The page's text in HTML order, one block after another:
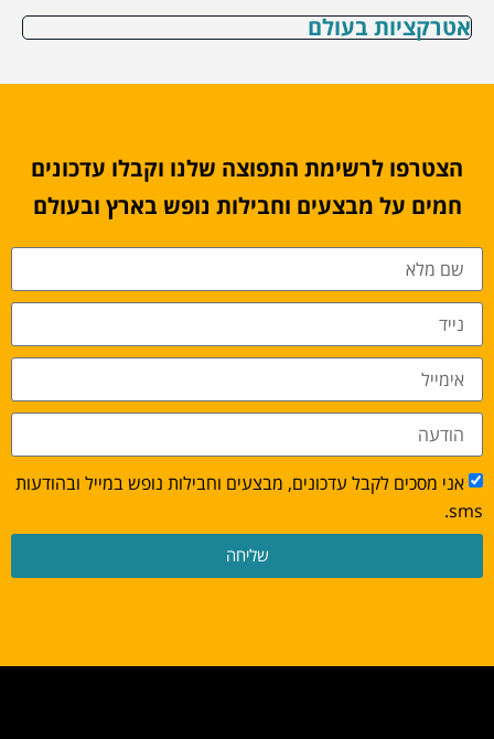
אטרקציות בעולם
הצטרפו לרשימת התפוצה שלנו וקבלו עדכונים
חמים על מבצעים וחבילות נופש בארץ ובעולם
אני מסכים לקבל עדכונים, מבצעים וחבילות נופש במייל ובהודעות
sms.
שליחה